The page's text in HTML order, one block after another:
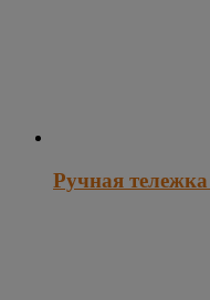
Ручная